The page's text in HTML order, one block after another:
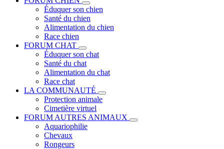
Éduquer son chien
Santé du chien
Alimentation du chien
Race chien
FORUM CHAT
Éduquer son chat
Santé du chat
Alimentation du chat
Race chat
LA COMMUNAUTÉ
Protection animale
Cimetière virtuel
FORUM AUTRES ANIMAUX
Aquariophilie
Chevaux
Rongeurs